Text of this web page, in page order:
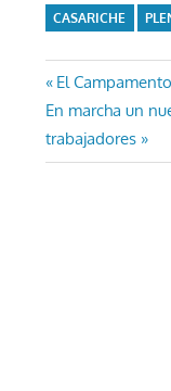
CASARICHE
de
entradas
Entrada
anterior:
El
Entrada
siguiente:
En marcha un
trabajadores